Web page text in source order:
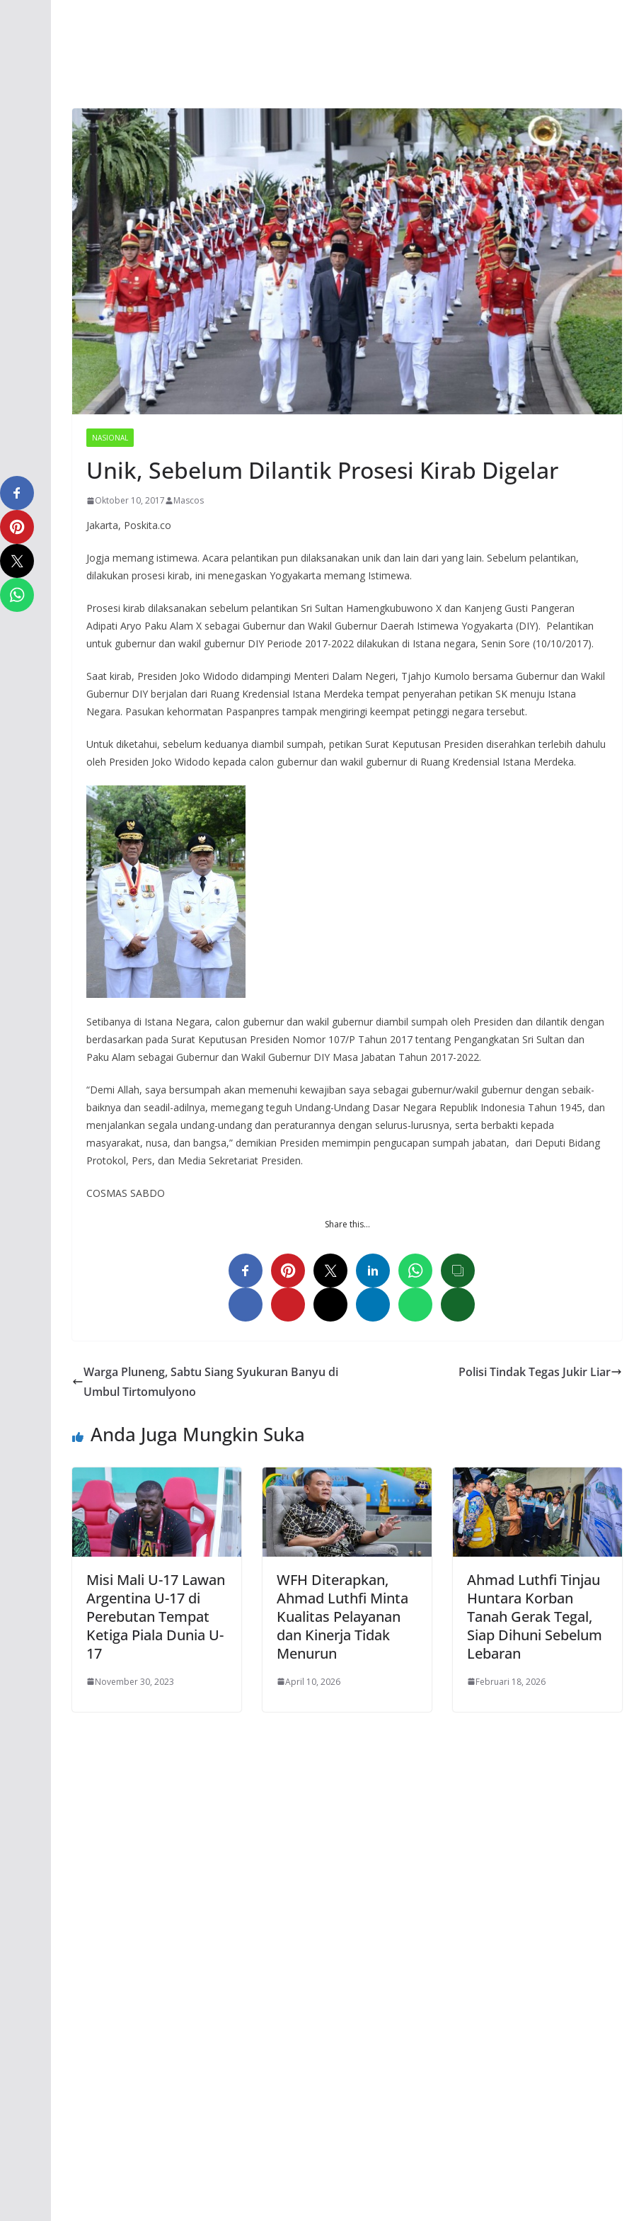
NASIONAL
Unik, Sebelum Dilantik Prosesi Kirab Digelar
Oktober 10, 2017 Mascos
Jakarta, Poskita.co
Jogja memang istimewa. Acara pelantikan pun dilaksanakan unik dan lain dari yang lain. Sebelum pelantikan,
dilakukan prosesi kirab, ini menegaskan Yogyakarta memang Istimewa.
Prosesi kirab dilaksanakan sebelum pelantikan Sri Sultan Hamengkubuwono X dan Kanjeng Gusti Pangeran
Adipati Aryo Paku Alam X sebagai Gubernur dan Wakil Gubernur Daerah Istimewa Yogyakarta (DIY). Pelantikan
untuk gubernur dan wakil gubernur DIY Periode 2017-2022 dilakukan di Istana negara, Senin Sore (10/10/2017).
Saat kirab, Presiden Joko Widodo didampingi Menteri Dalam Negeri, Tjahjo Kumolo bersama Gubernur dan Wakil
Gubernur DIY berjalan dari Ruang Kredensial Istana Merdeka tempat penyerahan petikan SK menuju Istana
Negara. Pasukan kehormatan Paspanpres tampak mengiringi keempat petinggi negara tersebut.
Untuk diketahui, sebelum keduanya diambil sumpah, petikan Surat Keputusan Presiden diserahkan terlebih dahulu
oleh Presiden Joko Widodo kepada calon gubernur dan wakil gubernur di Ruang Kredensial Istana Merdeka.
Setibanya di Istana Negara, calon gubernur dan wakil gubernur diambil sumpah oleh Presiden dan dilantik dengan
berdasarkan pada Surat Keputusan Presiden Nomor 107/P Tahun 2017 tentang Pengangkatan Sri Sultan dan
Paku Alam sebagai Gubernur dan Wakil Gubernur DIY Masa Jabatan Tahun 2017-2022.
“Demi Allah, saya bersumpah akan memenuhi kewajiban saya sebagai gubernur/wakil gubernur dengan sebaik-
baiknya dan seadil-adilnya, memegang teguh Undang-Undang Dasar Negara Republik Indonesia Tahun 1945, dan
menjalankan segala undang-undang dan peraturannya dengan selurus-lurusnya, serta berbakti kepada
masyarakat, nusa, dan bangsa,” demikian Presiden memimpin pengucapan sumpah jabatan, dari Deputi Bidang
Protokol, Pers, dan Media Sekretariat Presiden.
COSMAS SABDO
Share this…
Warga Pluneng, Sabtu Siang Syukuran Banyu di
Umbul Tirtomulyono
Polisi Tindak Tegas Jukir Liar
Anda Juga Mungkin Suka
Misi Mali U-17 Lawan
Argentina U-17 di
Perebutan Tempat
Ketiga Piala Dunia U-
17
November 30, 2023
WFH Diterapkan,
Ahmad Luthfi Minta
Kualitas Pelayanan
dan Kinerja Tidak
Menurun
April 10, 2026
Ahmad Luthfi Tinjau
Huntara Korban
Tanah Gerak Tegal,
Siap Dihuni Sebelum
Lebaran
Februari 18, 2026